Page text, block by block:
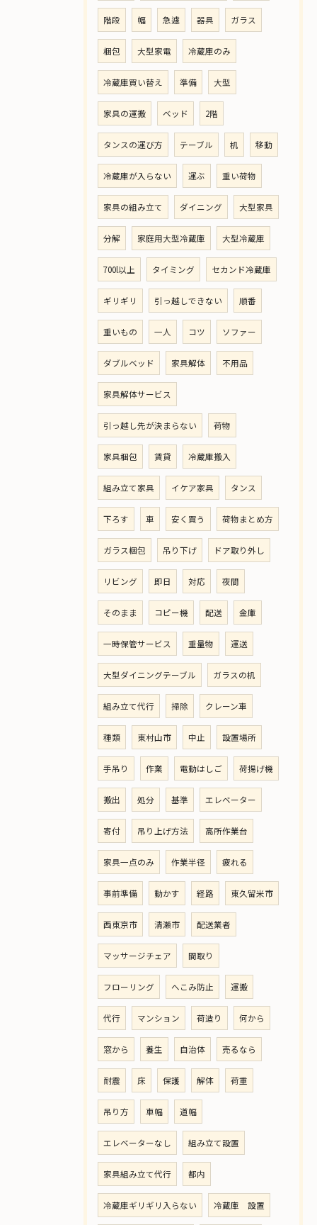
階段 幅 急遽 器具 ガラス
梱包 大型家電 冷蔵庫のみ
冷蔵庫買い替え 準備 大型
家具の運搬 ベッド 2階
タンスの運び方 テーブル 机 移動
冷蔵庫が入らない 運ぶ 重い荷物
家具の組み立て ダイニング 大型家具
分解 家庭用大型冷蔵庫 大型冷蔵庫
700l以上 タイミング セカンド冷蔵庫
ギリギリ 引っ越しできない 順番
重いもの 一人 コツ ソファー
ダブルベッド 家具解体 不用品
家具解体サービス
引っ越し先が決まらない 荷物
家具梱包 賃貸 冷蔵庫搬入
組み立て家具 イケア家具 タンス
下ろす 車 安く買う 荷物まとめ方
ガラス梱包 吊り下げ ドア取り外し
リビング 即日 対応 夜間
そのまま コピー機 配送 金庫
一時保管サービス 重量物 運送
大型ダイニングテーブル ガラスの机
組み立て代行 掃除 クレーン車
種類 東村山市 中止 設置場所
手吊り 作業 電動はしご 荷揚げ機
搬出 処分 基準 エレベーター
寄付 吊り上げ方法 高所作業台
家具一点のみ 作業半径 疲れる
事前準備 動かす 経路 東久留米市
西東京市 清瀬市 配送業者
マッサージチェア 間取り
フローリング へこみ防止 運搬
代行 マンション 荷造り 何から
窓から 養生 自治体 売るなら
耐震 床 保護 解体 荷重
吊り方 車幅 道幅
エレベーターなし 組み立て設置
家具組み立て代行 都内
冷蔵庫ギリギリ入らない 冷蔵庫 設置